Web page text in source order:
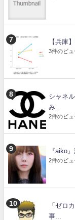
【兵庫
3件のビュ
シャネ
み...
2件のビュ
『aiko
2件のビュ
「ゼロ
事...